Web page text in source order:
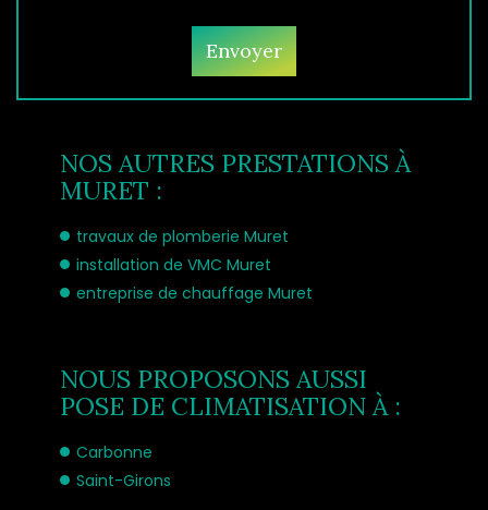
NOS AUTRES PRESTATIONS À
MURET :
travaux de plomberie Muret
installation de VMC Muret
entreprise de chauffage Muret
NOUS PROPOSONS AUSSI
POSE DE CLIMATISATION À :
Carbonne
Saint-Girons